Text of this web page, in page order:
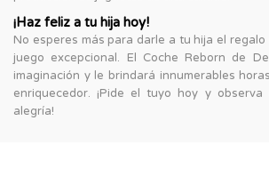
¡Haz feliz a tu hija hoy!
No esperes más para darle a tu hija el
juego excepcional. El Coche Reborn de
imaginación y le brindará innumerables
enriquecedor. ¡Pide el tuyo hoy y
alegría!